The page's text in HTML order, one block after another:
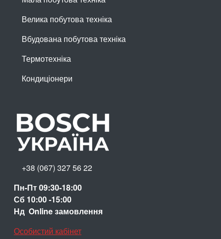
Велика побутова техніка
Вбудована побутова техніка
Термотехніка
Кондиціонери
+38 (067) 327 56 22
Пн-Пт 09:30-18:00
Сб 10:00 -15:00
Нд Online замовлення
Особистий кабінет